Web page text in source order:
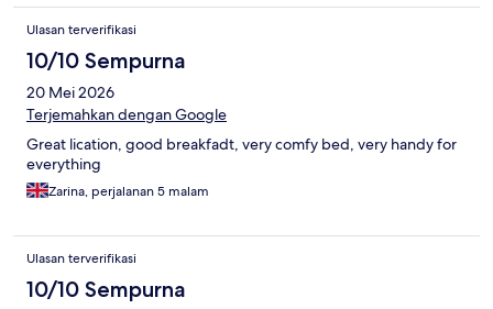
Ulasan terverifikasi
10/10 Sempurna
20 Mei 2026
Terjemahkan dengan Google
Great lication, good breakfadt, very comfy bed, very handy for
everything
Zarina, perjalanan 5 malam
Ulasan terverifikasi
10/10 Sempurna